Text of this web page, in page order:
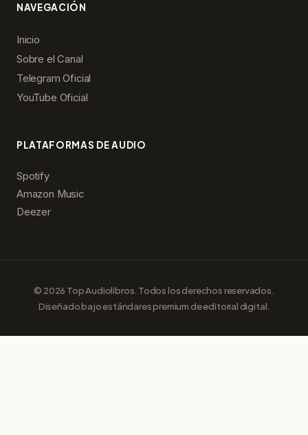
NAVEGACIÓN
Inicio
Sobre el Canal
Telegram Oficial
YouTube Oficial
PLATAFORMAS DE AUDIO
Spotify
Amazon Music
Deezer
© 2026 Top Audiolibros. Todos los derechos reservados.
Diseñado bajo estándares premium de editorial digital.